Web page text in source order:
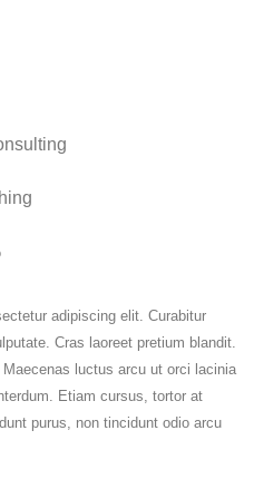
adipiscing elit. Curabitur
Cras laoreet pretium blandit.
luctus arcu ut orci lacinia
Etiam cursus, tortor at
purus, non tincidunt odio arcu